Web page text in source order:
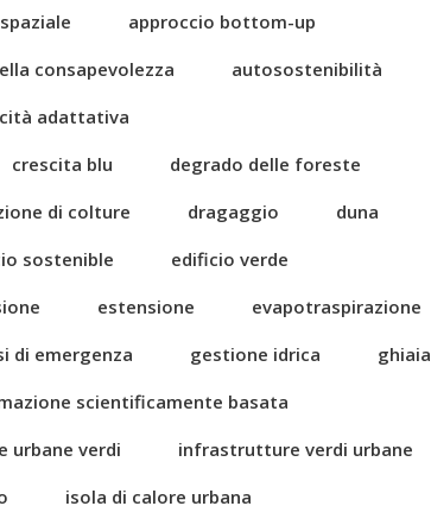
approccio bottom-up
consapevolezza
autosostenibilità
adattativa
crescita blu
degrado delle foreste
di colture dragaggio
duna
sostenible
edificio verde
estensione
evapotraspirazione
di emergenza gestione idrica
ghiaia
scientificamente basata
urbane verdi
infrastrutture verdi urbane
isola di calore urbana